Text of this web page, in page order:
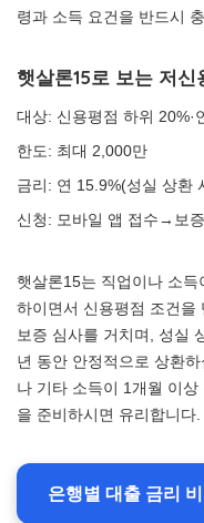
령과 소득 요건을 반드시
햇살론15로 보는 저신
대상: 신용평점 하위
한도: 최대 2,000만
금리: 연 15.9%(성실 상환
신청: 모바일 앱 접수→보
햇살론15는 직업이나 소
하이면서 신용평점 조건을
보증 심사를 거치며, 성실
년 동안 안정적으로 상환
나 기타 소득이 1개월 이
을 준비하시면 유리합니다.
은행별 대출 금리